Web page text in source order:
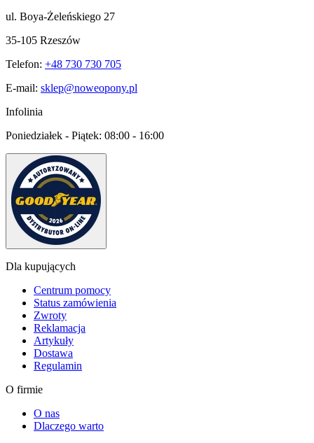
ul. Boya-Żeleńskiego 27
35-105 Rzeszów
Telefon: +48 730 730 705
E-mail: sklep@noweopony.pl
Infolinia
Poniedziałek - Piątek: 08:00 - 16:00
Dla kupujących
Centrum pomocy
Status zamówienia
Zwroty
Reklamacja
Artykuły
Dostawa
Regulamin
O firmie
O nas
Dlaczego warto